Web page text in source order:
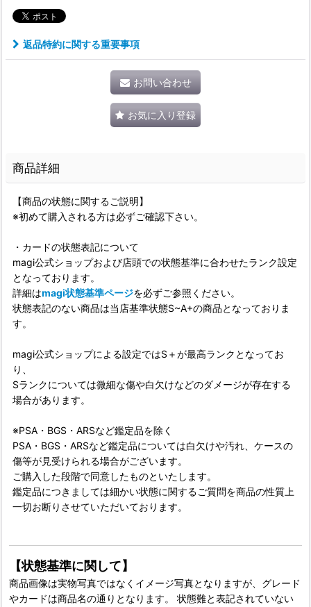
返品特約に関する重要事項
お問い合わせ
お気に入り登録
商品詳細
【商品の状態に関するご説明】
※初めて購入される方は必ずご確認下さい。
・カードの状態表記について
magi公式ショップおよび店頭での状態基準に合わせたランク設定
となっております。
詳細はmagi状態基準ページを必ずご参照ください。
状態表記のない商品は当店基準状態S~A+の商品となっておりま
す。
magi公式ショップによる設定ではS＋が最高ランクとなってお
り、
Sランクについては微細な傷や白欠けなどのダメージが存在する
場合があります。
※PSA・BGS・ARSなど鑑定品を除く
PSA・BGS・ARSなど鑑定品については白欠けや汚れ、ケースの
傷等が見受けられる場合がございます。
ご購入した段階で同意したものといたします。
鑑定品につきましては細かい状態に関するご質問を商品の性質上
一切お断りさせていただいております。
【状態基準に関して】
商品画像は実物写真ではなくイメージ写真となりますが、グレード
やカードは商品名の通りとなります。 状態難と表記されていない